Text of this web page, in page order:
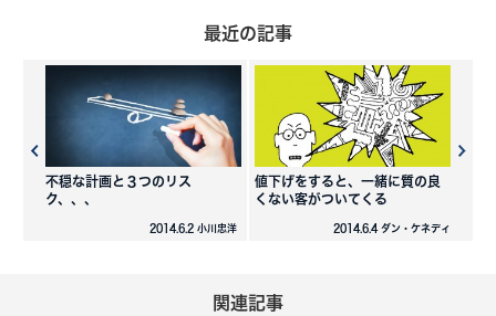
最近の記事
不穏な計画と３つのリス
ク、、、
2014.6.2 小川忠洋
値下げをすると、一緒に質の良
くない客がついてくる
2014.6.4 ダン・ケネディ
関連記事